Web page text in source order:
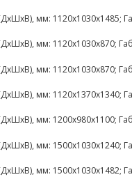
мм: 1120х1030х1485;
мм: 1120х1030х870;
мм: 1120х1030х870;
мм: 1120х1370х1340;
мм: 1200х980х1100;
мм: 1500х1030х1240;
мм: 1500х1030х1482;